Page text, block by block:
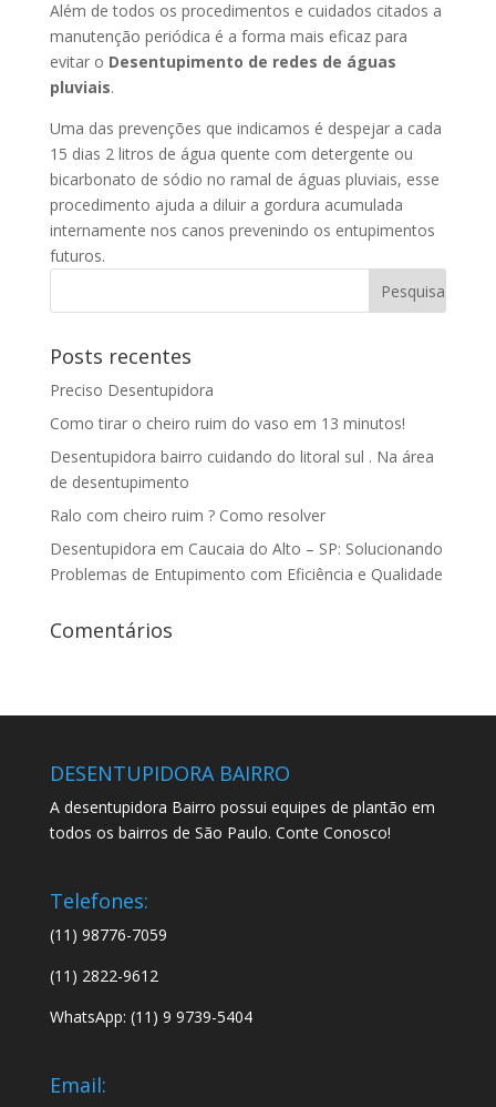
Além de todos os procedimentos e cuidados citados a
manutenção periódica é a forma mais eficaz para
evitar o Desentupimento de redes de águas
pluviais.
Uma das prevenções que indicamos é despejar a cada
15 dias 2 litros de água quente com detergente ou
bicarbonato de sódio no ramal de águas pluviais, esse
procedimento ajuda a diluir a gordura acumulada
internamente nos canos prevenindo os entupimentos
futuros.
Posts recentes
Preciso Desentupidora
Como tirar o cheiro ruim do vaso em 13 minutos!
Desentupidora bairro cuidando do litoral sul . Na área
de desentupimento
Ralo com cheiro ruim ? Como resolver
Desentupidora em Caucaia do Alto – SP: Solucionando
Problemas de Entupimento com Eficiência e Qualidade
Comentários
DESENTUPIDORA BAIRRO
A desentupidora Bairro possui equipes de plantão em
todos os bairros de São Paulo. Conte Conosco!
Telefones:
(11) 98776-7059
(11) 2822-9612
WhatsApp: (11) 9 9739-5404
Email: